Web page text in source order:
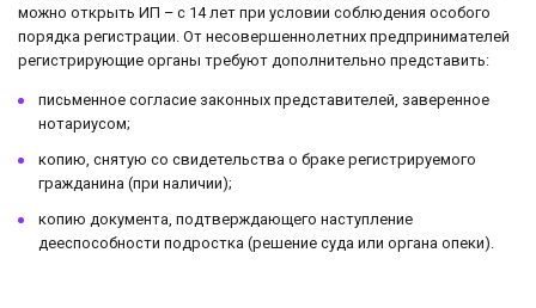
можно открыть ИП – с 14 лет при условии соблюдения особого
порядка регистрации. От несовершеннолетних предпринимателей
регистрирующие органы требуют дополнительно представить:
письменное согласие законных представителей, заверенное
нотариусом;
копию, снятую со свидетельства о браке регистрируемого
гражданина (при наличии);
копию документа, подтверждающего наступление
дееспособности подростка (решение суда или органа опеки).